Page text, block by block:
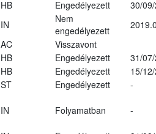
HB Engedélyezett
30/
IN
Nem
engedélyezett
AC
Visszavont
HB Engedélyezett
31/
HB Engedélyezett
15/
ST Engedélyezett
-
IN Folyamatban -